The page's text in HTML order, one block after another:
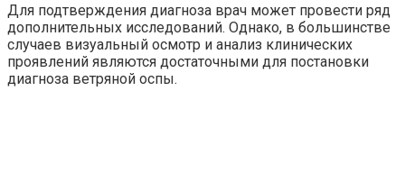
Для подтверждения диагноза врач может провести ряд
дополнительных исследований. Однако, в большинстве
случаев визуальный осмотр и анализ клинических
проявлений являются достаточными для постановки
диагноза ветряной оспы.